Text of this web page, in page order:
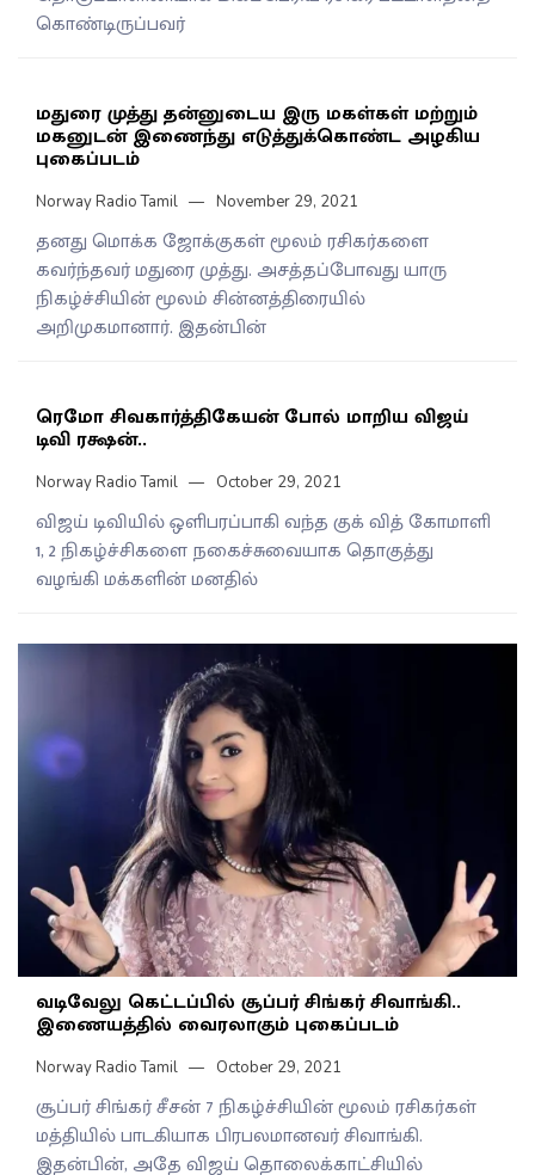
கொண்டிருப்பவர்
மதுரை முத்து தன்னுடைய இரு மகள்கள் மற்றும்
மகனுடன் இணைந்து எடுத்துக்கொண்ட அழகிய
புகைப்படம்
Norway Radio Tamil November 29, 2021
தனது மொக்க ஜோக்குகள் மூலம் ரசிகர்களை
கவர்ந்தவர் மதுரை முத்து. அசத்தப்போவது யாரு
நிகழ்ச்சியின் மூலம் சின்னத்திரையில்
அறிமுகமானார். இதன்பின்
ரெமோ சிவகார்த்திகேயன் போல் மாறிய விஜய்
டிவி ரக்ஷன்..
Norway Radio Tamil October 29, 2021
விஜய் டிவியில் ஒளிபரப்பாகி வந்த குக் வித் கோமாளி
1, 2 நிகழ்ச்சிகளை நகைச்சுவையாக தொகுத்து
வழங்கி மக்களின் மனதில்
வடிவேலு கெட்டப்பில் சூப்பர் சிங்கர் சிவாங்கி..
இணையத்தில் வைரலாகும் புகைப்படம்
Norway Radio Tamil October 29, 2021
சூப்பர் சிங்கர் சீசன் 7 நிகழ்ச்சியின் மூலம் ரசிகர்கள்
மத்தியில் பாடகியாக பிரபலமானவர் சிவாங்கி.
இதன்பின், அதே விஜய் தொலைக்காட்சியில்